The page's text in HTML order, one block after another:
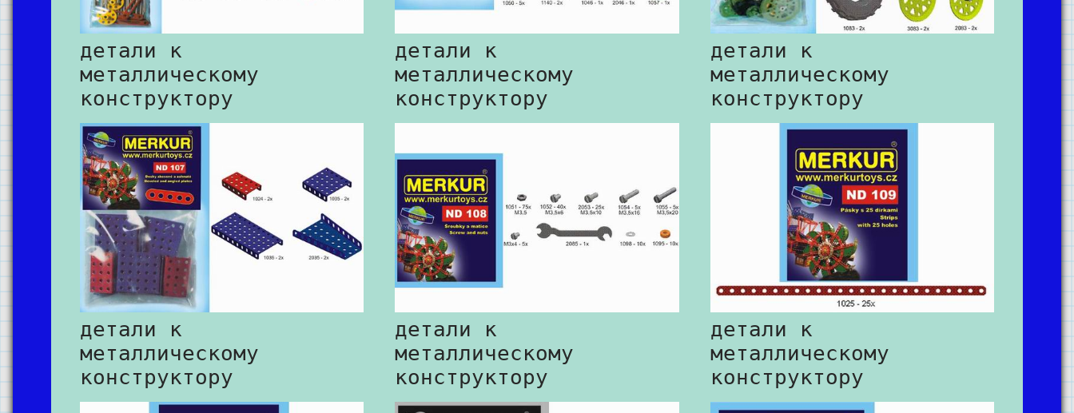
детали к
металлическому
конструктору
детали к
металлическому
конструктору
детали к
металлическому
конструктору
детали к
металлическому
конструктору
детали к
металлическому
конструктору
детали к
металлическому
конструктору